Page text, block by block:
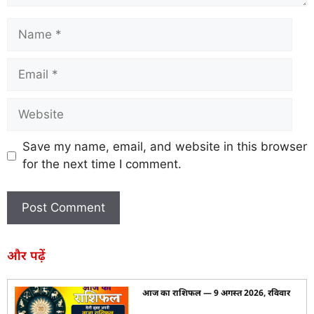
Save my name, email, and website in this browser
for the next time I comment.
और पढ़ें
आज का राशिफल — 9 अगस्त 2026, रविवार